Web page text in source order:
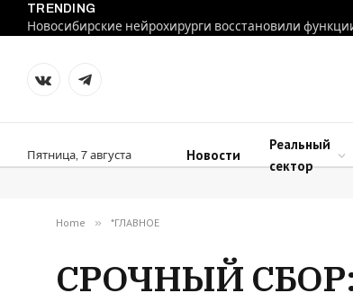
TRENDING
VKontakteTelegram
Пятница, 7 августа Новости
Реальный
сектор
Home » *ГЛАВНОЕ
СРОЧНЫЙ